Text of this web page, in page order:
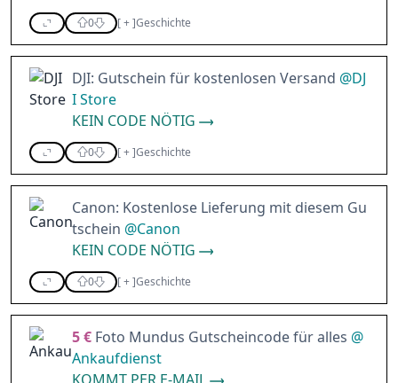
0 [+]Geschichte
DJI: Gutschein für kostenlosen Versand @DJ
I Store
KEIN CODE NÖTIG
0 [+]Geschichte
Canon: Kostenlose Lieferung mit diesem Gu
tschein @Canon
KEIN CODE NÖTIG
0 [+]Geschichte
5 € Foto Mundus Gutscheincode für alles @
Ankaufdienst